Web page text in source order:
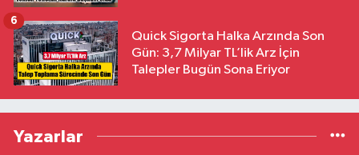
Quick Sigorta Halka Arzında Son
Gün: 3,7 Milyar TL’lik Arz İçin
Talepler Bugün Sona Eriyor
6
Yazarlar